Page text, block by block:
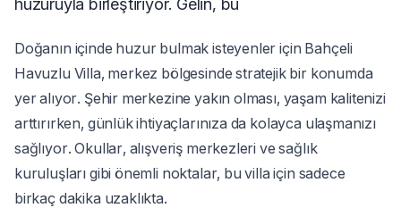
huzuruyla birleştiriyor. Gelin, bu
Doğanın içinde huzur bulmak isteyenler için Bahçeli
Havuzlu Villa, merkez bölgesinde stratejik bir konumda
yer alıyor. Şehir merkezine yakın olması, yaşam kalitenizi
arttırırken, günlük ihtiyaçlarınıza da kolayca ulaşmanızı
sağlıyor. Okullar, alışveriş merkezleri ve sağlık
kuruluşları gibi önemli noktalar, bu villa için sadece
birkaç dakika uzaklıkta.